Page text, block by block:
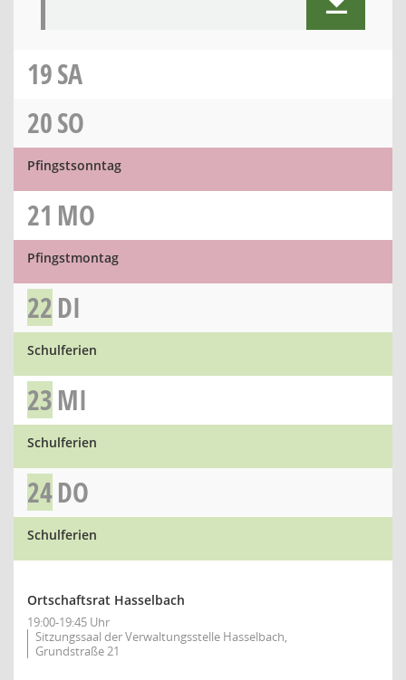
19SA
20SO
Pfingstsonntag
21 MO
Pfingstmontag
22DI
Schulferien
23MI
Schulferien
24DO
Schulferien
Ortschaftsrat Hasselbach
19:00-19:45 Uhr
Sitzungssaal der Verwaltungsstelle Hasselbach,
Grundstraße 21